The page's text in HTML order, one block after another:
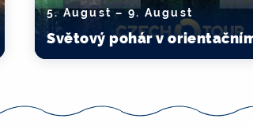
5. August – 9. August
Světový pohár v